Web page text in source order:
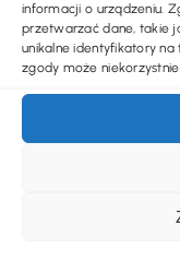
informacji o urządzeniu.
przetwarzać dane, takie
unikalne identyfikatory
zgody może
Ogłoszenia
Panele
Placówki